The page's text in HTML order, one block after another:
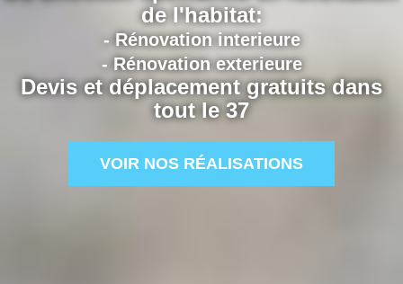
de l'habitat:
- Rénovation interieure
- Rénovation exterieure
Devis et déplacement gratuits dans
tout le 37
VOIR NOS RÉALISATIONS